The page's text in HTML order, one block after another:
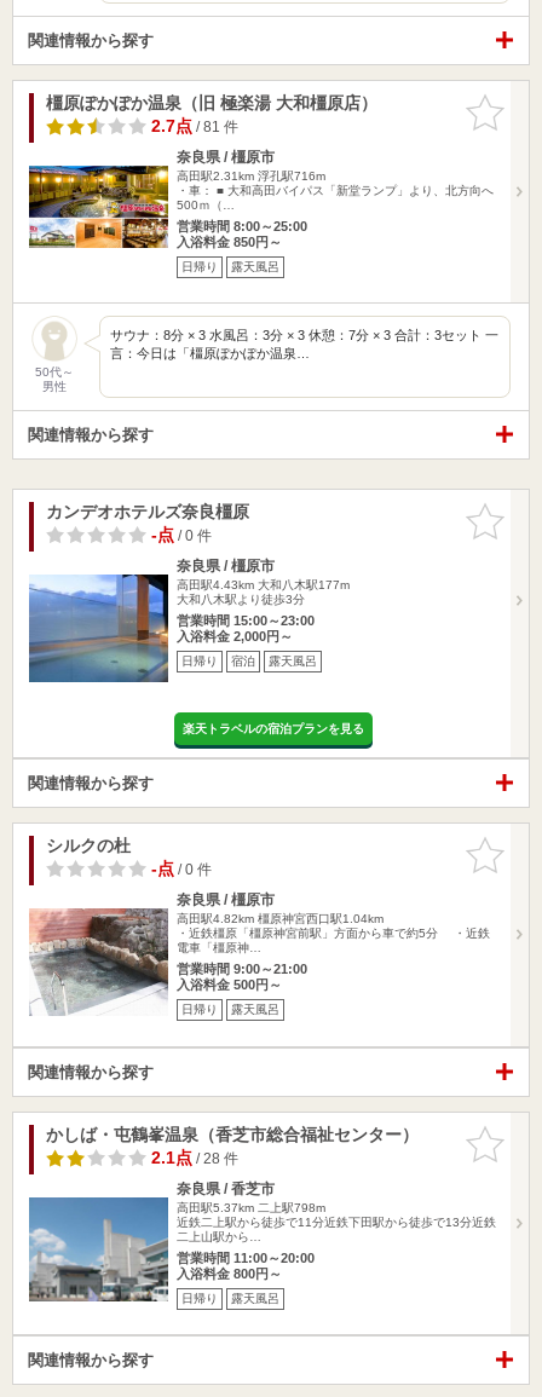
関連情報から探す
お気に入
りに追加
橿原ぽかぽか温泉（旧 極楽湯 大和橿原店）
2.7点/ 81 件
奈良県 / 橿原市
高田駅2.31km 浮孔駅716m
・車： ■ 大和高田バイパス「新堂ランプ」より、北方向へ
500ｍ（…
営業時間 8:00～25:00
入浴料金 850円～
日帰り 露天風呂
50代～
男性
サウナ：8分 × 3 水風呂：3分 × 3 休憩：7分 × 3 合計：3セット 一
言：今日は「橿原ぽかぽか温泉…
関連情報から探す
お気に入
りに追加
カンデオホテルズ奈良橿原
-点/ 0 件
奈良県 / 橿原市
高田駅4.43km 大和八木駅177m
大和八木駅より徒歩3分
営業時間 15:00～23:00
入浴料金 2,000円～
日帰り 宿泊 露天風呂
楽天トラベルの宿泊プランを見る
関連情報から探す
お気に入
りに追加
シルクの杜
-点/ 0 件
奈良県 / 橿原市
高田駅4.82km 橿原神宮西口駅1.04km
・近鉄橿原「橿原神宮前駅」方面から車で約5分 ・近鉄
電車「橿原神…
営業時間 9:00～21:00
入浴料金 500円～
日帰り 露天風呂
関連情報から探す
お気に入
りに追加
かしば・屯鶴峯温泉（香芝市総合福祉センター）
2.1点/ 28 件
奈良県 / 香芝市
高田駅5.37km 二上駅798m
近鉄二上駅から徒歩で11分近鉄下田駅から徒歩で13分近鉄
二上山駅から…
営業時間 11:00～20:00
入浴料金 800円～
日帰り 露天風呂
関連情報から探す